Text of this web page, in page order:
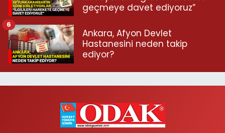
geçmeye davet ediyoruz”
Ankara, Afyon Devlet
Hastanesini neden takip
ediyor?
6